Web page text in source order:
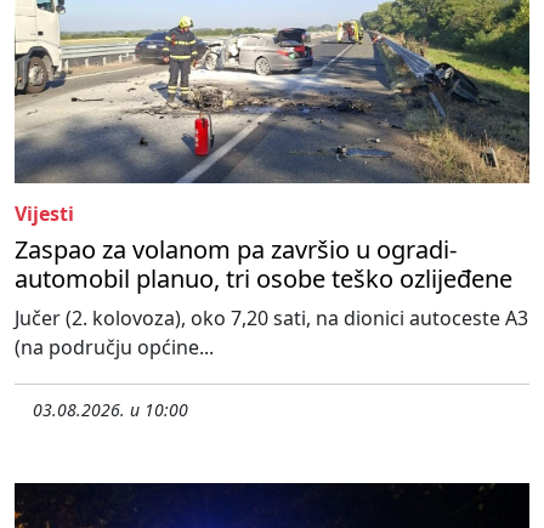
Vijesti
Zaspao za volanom pa završio u ogradi-
automobil planuo, tri osobe teško ozlijeđene
Jučer (2. kolovoza), oko 7,20 sati, na dionici autoceste A3
(na području općine...
03.08.2026. u 10:00